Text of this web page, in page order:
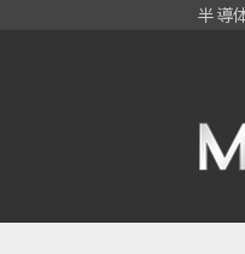
半導